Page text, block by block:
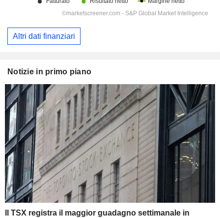
Altri dati finanziari
Notizie in primo piano
Il TSX registra il maggior guadagno settimanale in